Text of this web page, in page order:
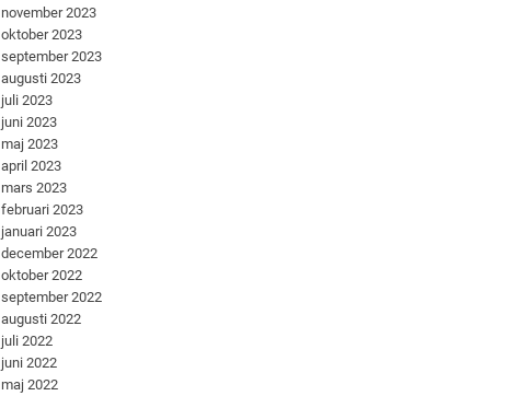
november 2023
oktober 2023
september 2023
augusti 2023
juli 2023
juni 2023
maj 2023
april 2023
mars 2023
februari 2023
januari 2023
december 2022
oktober 2022
september 2022
augusti 2022
juli 2022
juni 2022
maj 2022